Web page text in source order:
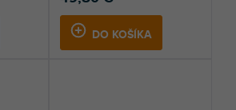
DO KOŠÍKA